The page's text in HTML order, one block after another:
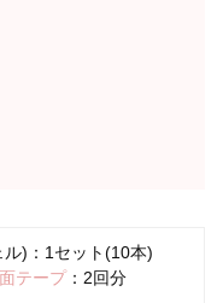
)：1セット(10本)
テープ：2回分